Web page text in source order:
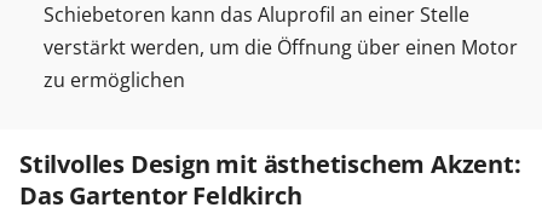
Schiebetoren kann das Aluprofil an einer Stelle
verstärkt werden, um die Öffnung über einen Motor
zu ermöglichen
Stilvolles Design mit ästhetischem Akzent:
Das Gartentor Feldkirch